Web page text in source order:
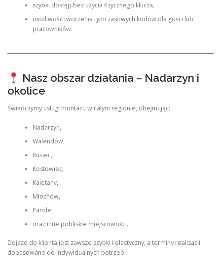
szybki dostęp bez użycia fizycznego klucza,
możliwość tworzenia tymczasowych kodów dla gości lub
pracowników.
Nasz obszar działania – Nadarzyn i
okolice
Świadczymy usługi montażu w całym regionie, obejmując:
Nadarzyn,
Walendów,
Rusiec,
Kostowiec,
Kajetany,
Młochów,
Parole,
oraz inne pobliskie miejscowości.
Dojazd do klienta jest zawsze szybki i elastyczny, a terminy realizacji
dopasowane do indywidualnych potrzeb.